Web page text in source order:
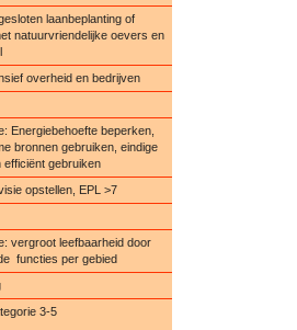
laanbeplanting of
natuurvriendelijke oevers en
overheid en bedrijven
Energiebehoefte beperken,
bronnen gebruiken, eindige
efficiënt gebruiken
opstellen, EPL >7
vergroot leefbaarheid door
functies per gebied
3-5